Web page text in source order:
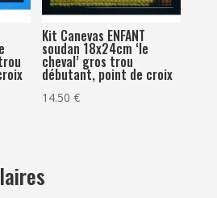
Kit Canevas ENFANT
soudan 18x24cm ‘le
cheval’ gros trou
débutant, point de croix
14.50€